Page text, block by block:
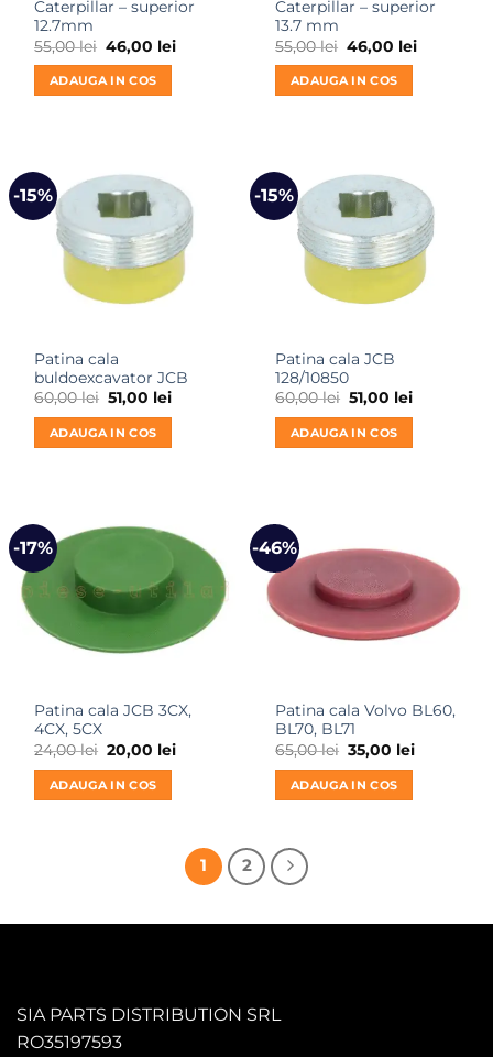
Caterpillar – superior
12.7mm
55,00lei Prețul
inițial
a
fost:
55,00 lei.
46,00 leiPrețul
ADAUGA IN COS
Caterpillar – superior
13.7 mm
55,00lei Prețul
inițial
a
fost:
55,00 lei.
46,00 leiPrețul
ADAUGA IN COS
-15%
Patina cala
buldoexcavator JCB
60,00lei Prețul
inițial
a
fost:
60,00 lei.
51,00 leiPrețul
ADAUGA IN COS
-15%
Patina cala JCB
128/10850
60,00lei Prețul
inițial
a
fost:
60,00 lei.
51,00 leiPrețul
ADAUGA IN COS
-17%
Patina cala JCB 3CX,
4CX, 5CX
24,00lei Prețul
inițial
a
fost:
24,00 lei.
20,00 leiPrețul
ADAUGA IN COS
-46%
Patina cala Volvo BL60,
BL70, BL71
65,00lei Prețul
inițial
a
fost:
65,00 lei.
35,00 leiPrețul
ADAUGA IN COS
1 2
SIA PARTS DISTRIBUTION SRL
RO35197593